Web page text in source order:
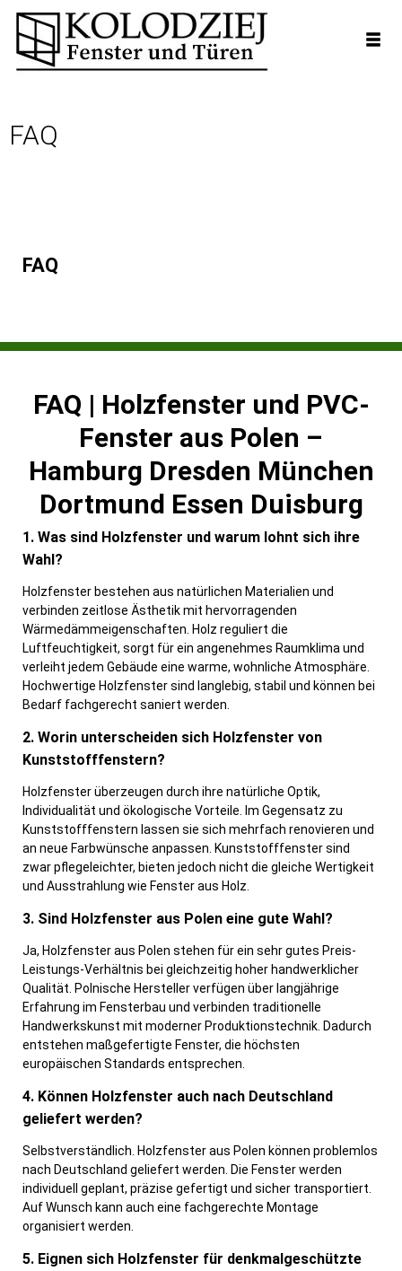
FAQ
FAQ
FAQ | Holzfenster und PVC-
Fenster aus Polen –
Hamburg Dresden München
Dortmund Essen Duisburg
1. Was sind Holzfenster und warum lohnt sich ihre
Wahl?
Holzfenster bestehen aus natürlichen Materialien und
verbinden zeitlose Ästhetik mit hervorragenden
Wärmedämmeigenschaften. Holz reguliert die
Luftfeuchtigkeit, sorgt für ein angenehmes Raumklima und
verleiht jedem Gebäude eine warme, wohnliche Atmosphäre.
Hochwertige Holzfenster sind langlebig, stabil und können bei
Bedarf fachgerecht saniert werden.
2. Worin unterscheiden sich Holzfenster von
Kunststofffenstern?
Holzfenster überzeugen durch ihre natürliche Optik,
Individualität und ökologische Vorteile. Im Gegensatz zu
Kunststofffenstern lassen sie sich mehrfach renovieren und
an neue Farbwünsche anpassen. Kunststofffenster sind
zwar pflegeleichter, bieten jedoch nicht die gleiche Wertigkeit
und Ausstrahlung wie Fenster aus Holz.
3. Sind Holzfenster aus Polen eine gute Wahl?
Ja, Holzfenster aus Polen stehen für ein sehr gutes Preis-
Leistungs-Verhältnis bei gleichzeitig hoher handwerklicher
Qualität. Polnische Hersteller verfügen über langjährige
Erfahrung im Fensterbau und verbinden traditionelle
Handwerkskunst mit moderner Produktionstechnik. Dadurch
entstehen maßgefertigte Fenster, die höchsten
europäischen Standards entsprechen.
4. Können Holzfenster auch nach Deutschland
geliefert werden?
Selbstverständlich. Holzfenster aus Polen können problemlos
nach Deutschland geliefert werden. Die Fenster werden
individuell geplant, präzise gefertigt und sicher transportiert.
Auf Wunsch kann auch eine fachgerechte Montage
organisiert werden.
5. Eignen sich Holzfenster für denkmalgeschützte